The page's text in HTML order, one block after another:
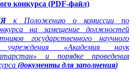
конкурса (PDF-файл)
к Положению о комиссии по
на замещение должностей
государственного научного
учреждения «Академия наук
и порядке проведения
(документы для заполнения)